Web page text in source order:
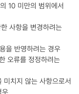
10 미만의 범위에서
사항을 변경하려는
을 반영하려는 경우
오류를 정정하려는
미치지 않는 사항으로서
우